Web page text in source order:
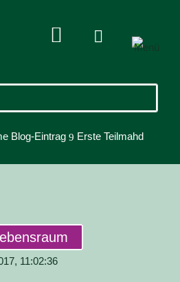
 
Blog-Eintrag 9 Erste Teilmahd
11:02:36